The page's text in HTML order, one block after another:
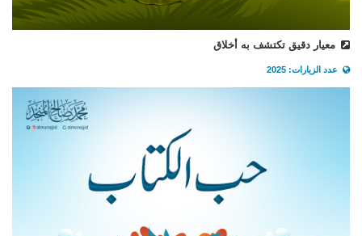
معيار دقيق تكتشف به أخلاق
عدد الزيارات: 2025